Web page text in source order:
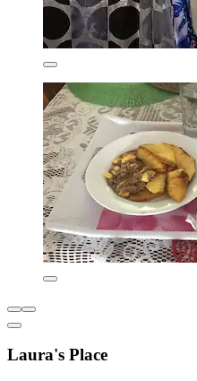
Laura's Place